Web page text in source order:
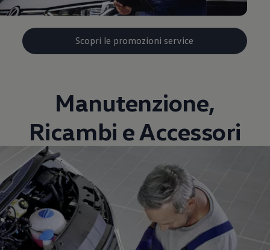
Scopri le promozioni service
Manutenzione,
Ricambi e Accessori